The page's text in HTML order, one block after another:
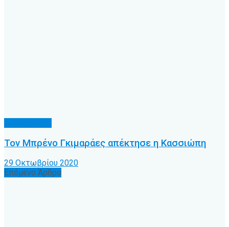
Τον Μπρένο Γκιμαράες απέκτησε η Κασσιώπη
29 Οκτωβρίου 2020
Επόμενο Άρθρο